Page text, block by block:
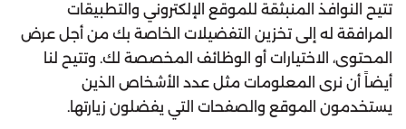
تتيح النوافذ المنبثقة للموقع الإلكتروني والتطبيقات
المرافقة له إلى تخزين التفضيلات الخاصة بك من أجل عرض
المحتوى، الاختيارات أو الوظائف المخصصة لك. وتتيح لنا
أيضاً أن نرى المعلومات مثل عدد الأشخاص الذين
يستخدمون الموقع والصفحات التي يفضلون زيارتها.